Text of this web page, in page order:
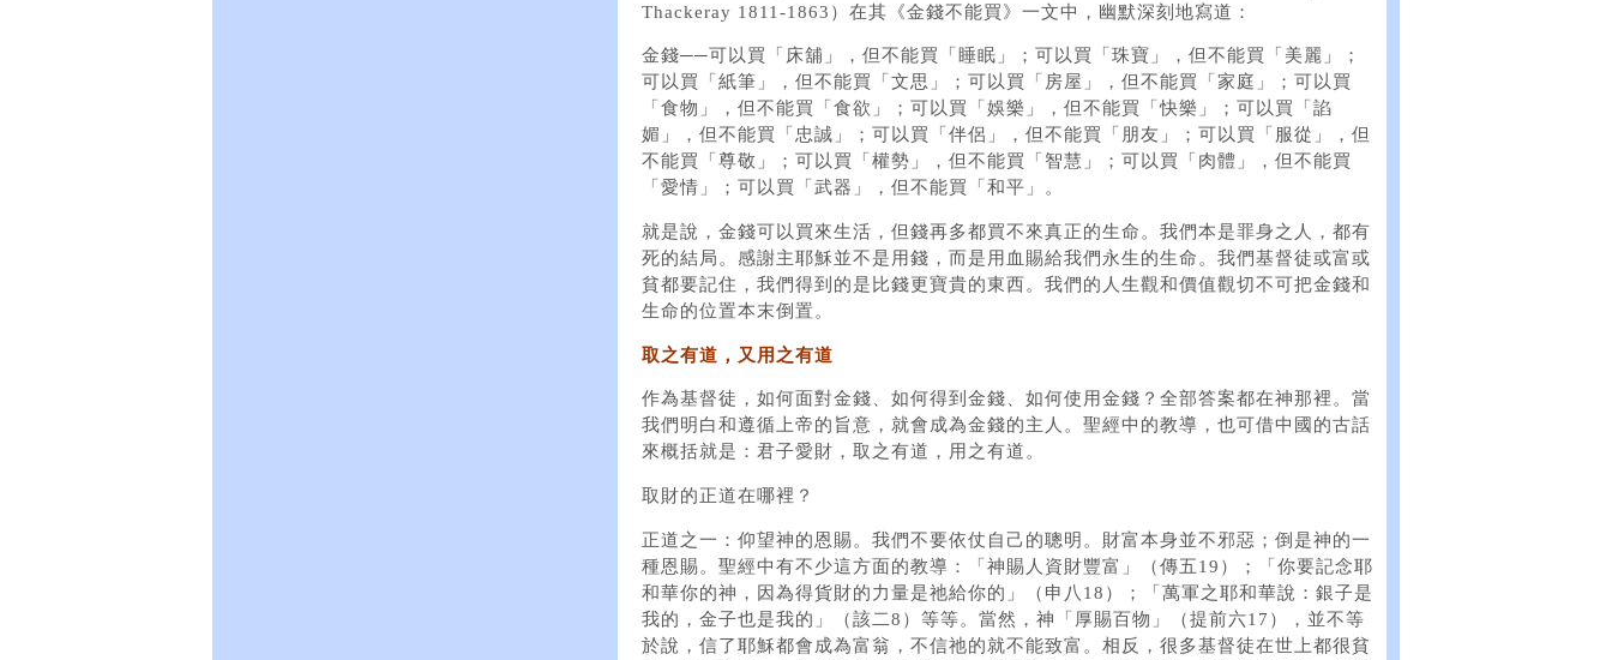
Thackeray 1811-1863）在其《金錢不能買》一文中，幽默深刻地寫道：
金錢──可以買「床舖」，但不能買「睡眠」；可以買「珠寶」，但不能買「美麗」；
可以買「紙筆」，但不能買「文思」；可以買「房屋」，但不能買「家庭」；可以買
「食物」，但不能買「食欲」；可以買「娛樂」，但不能買「快樂」；可以買「諂
媚」，但不能買「忠誠」；可以買「伴侶」，但不能買「朋友」；可以買「服從」，但
不能買「尊敬」；可以買「權勢」，但不能買「智慧」；可以買「肉體」，但不能買
「愛情」；可以買「武器」，但不能買「和平」。
就是說，金錢可以買來生活，但錢再多都買不來真正的生命。我們本是罪身之人，都有
死的結局。感謝主耶穌並不是用錢，而是用血賜給我們永生的生命。我們基督徒或富或
貧都要記住，我們得到的是比錢更寶貴的東西。我們的人生觀和價值觀切不可把金錢和
生命的位置本末倒置。
取之有道，又用之有道
作為基督徒，如何面對金錢、如何得到金錢、如何使用金錢？全部答案都在神那裡。當
我們明白和遵循上帝的旨意，就會成為金錢的主人。聖經中的教導，也可借中國的古話
來概括就是：君子愛財，取之有道，用之有道。
取財的正道在哪裡？
正道之一：仰望神的恩賜。我們不要依仗自己的聰明。財富本身並不邪惡；倒是神的一
種恩賜。聖經中有不少這方面的教導：「神賜人資財豐富」（傳五19）；「你要記念耶
和華你的神，因為得貨財的力量是祂給你的」（申八18）；「萬軍之耶和華說：銀子是
我的，金子也是我的」（該二8）等等。當然，神「厚賜百物」（提前六17），並不等
於說，信了耶穌都會成為富翁，不信祂的就不能致富。相反，很多基督徒在世上都很貧